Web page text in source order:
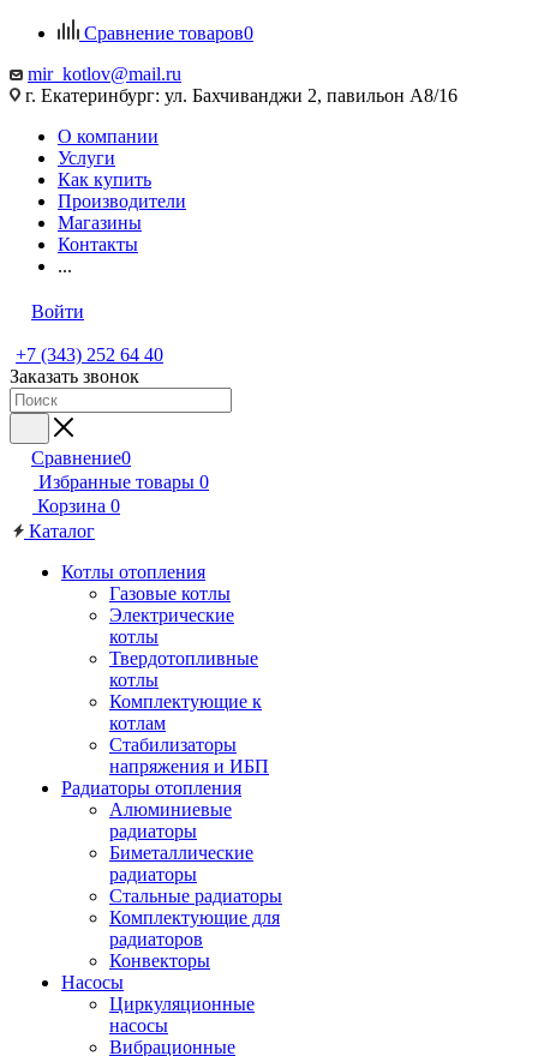
Сравнение товаров0
mir_kotlov@mail.ru
г. Екатеринбург: ул. Бахчиванджи 2, павильон А8/16
О компании
Услуги
Как купить
Производители
Магазины
Контакты
...
Войти
+7 (343) 252 64 40
Заказать звонок
Сравнение0
Избранные товары 0
Корзина 0
Каталог
Котлы отопления
Газовые котлы
Электрические
котлы
Твердотопливные
котлы
Комплектующие к
котлам
Стабилизаторы
напряжения и ИБП
Радиаторы отопления
Алюминиевые
радиаторы
Биметаллические
радиаторы
Стальные радиаторы
Комплектующие для
радиаторов
Конвекторы
Насосы
Циркуляционные
насосы
Вибрационные